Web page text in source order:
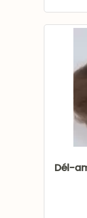
Dél-